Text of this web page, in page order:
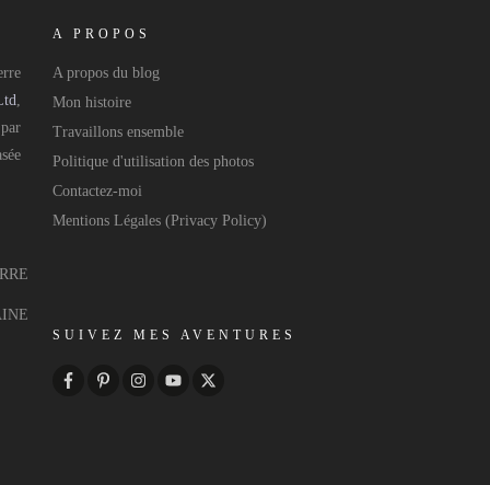
,
A PROPOS
A propos du blog
Mon histoire
Travaillons ensemble
Politique d'utilisation des photos
Contactez-moi
Mentions Légales (Privacy Policy)
SUIVEZ MES AVENTURES